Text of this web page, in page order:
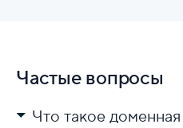
Частые вопросы
Что такое